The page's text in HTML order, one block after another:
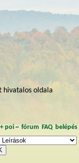
hivatalos oldala
+ poi~ fórum FAQ belépés